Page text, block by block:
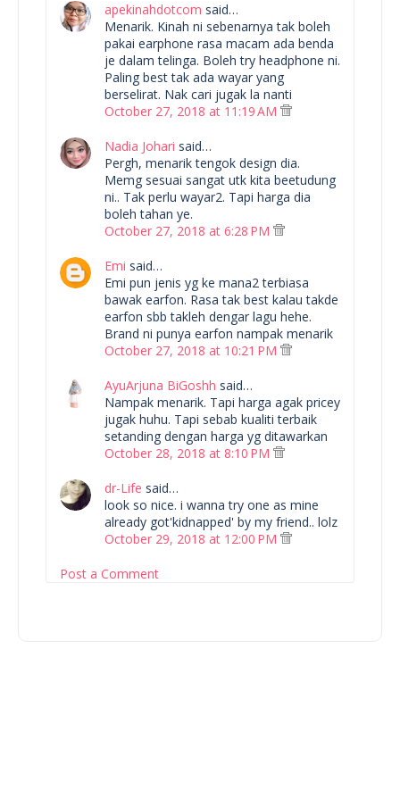
apekinahdotcom said…
Menarik. Kinah ni sebenarnya tak boleh
pakai earphone rasa macam ada benda
je dalam telinga. Boleh try headphone ni.
Paling best tak ada wayar yang
berselirat. Nak cari jugak la nanti
October 27, 2018 at 11:19 AM
Nadia Johari said…
Pergh, menarik tengok design dia.
Memg sesuai sangat utk kita beetudung
ni.. Tak perlu wayar2. Tapi harga dia
boleh tahan ye.
October 27, 2018 at 6:28 PM
Emi said…
Emi pun jenis yg ke mana2 terbiasa
bawak earfon. Rasa tak best kalau takde
earfon sbb takleh dengar lagu hehe.
Brand ni punya earfon nampak menarik
October 27, 2018 at 10:21 PM
AyuArjuna BiGoshh said…
Nampak menarik. Tapi harga agak pricey
jugak huhu. Tapi sebab kualiti terbaik
setanding dengan harga yg ditawarkan
October 28, 2018 at 8:10 PM
dr-Life said…
look so nice. i wanna try one as mine
already got'kidnapped' by my friend.. lolz
October 29, 2018 at 12:00 PM
Post a Comment